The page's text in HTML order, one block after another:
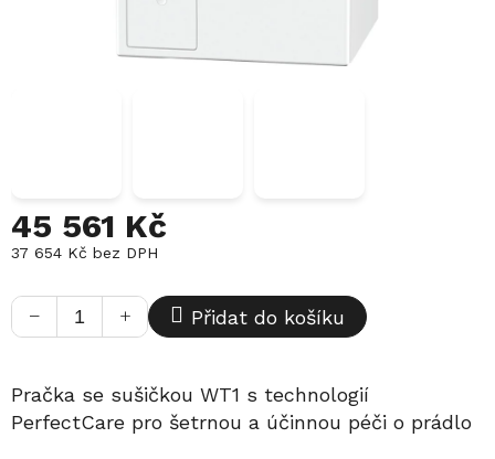
45 561 Kč
37 654 Kč bez DPH
cena:
+
− Přidat do košíku
Pračka se sušičkou WT1 s technologií
PerfectCare pro šetrnou a účinnou péči o prádlo